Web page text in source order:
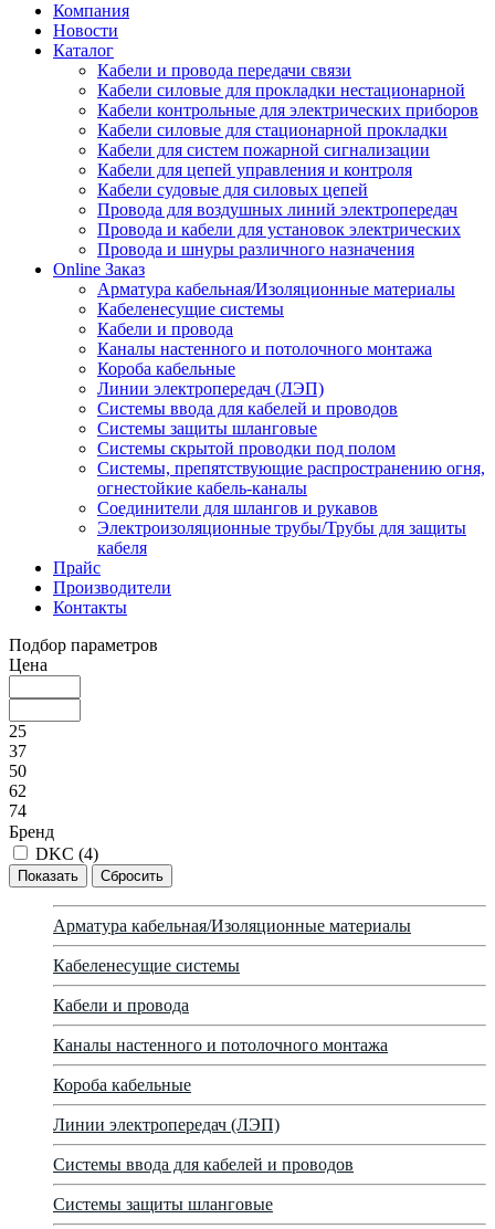
Компания
Новости
Каталог
Кабели и провода передачи связи
Кабели силовые для прокладки нестационарной
Кабели контрольные для электрических приборов
Кабели силовые для стационарной прокладки
Кабели для систем пожарной сигнализации
Кабели для цепей управления и контроля
Кабели судовые для силовых цепей
Провода для воздушных линий электропередач
Провода и кабели для установок электрических
Провода и шнуры различного назначения
Online Заказ
Арматура кабельная/Изоляционные материалы
Кабеленесущие системы
Кабели и провода
Каналы настенного и потолочного монтажа
Короба кабельные
Линии электропередач (ЛЭП)
Системы ввода для кабелей и проводов
Системы защиты шланговые
Системы скрытой проводки под полом
Системы, препятствующие распространению огня,
огнестойкие кабель-каналы
Соединители для шлангов и рукавов
Электроизоляционные трубы/Трубы для защиты
кабеля
Прайс
Производители
Контакты
Подбор параметров
Цена
25
37
50
62
74
Бренд
DKC (4)
Арматура кабельная/Изоляционные материалы
Кабеленесущие системы
Кабели и провода
Каналы настенного и потолочного монтажа
Короба кабельные
Линии электропередач (ЛЭП)
Системы ввода для кабелей и проводов
Системы защиты шланговые